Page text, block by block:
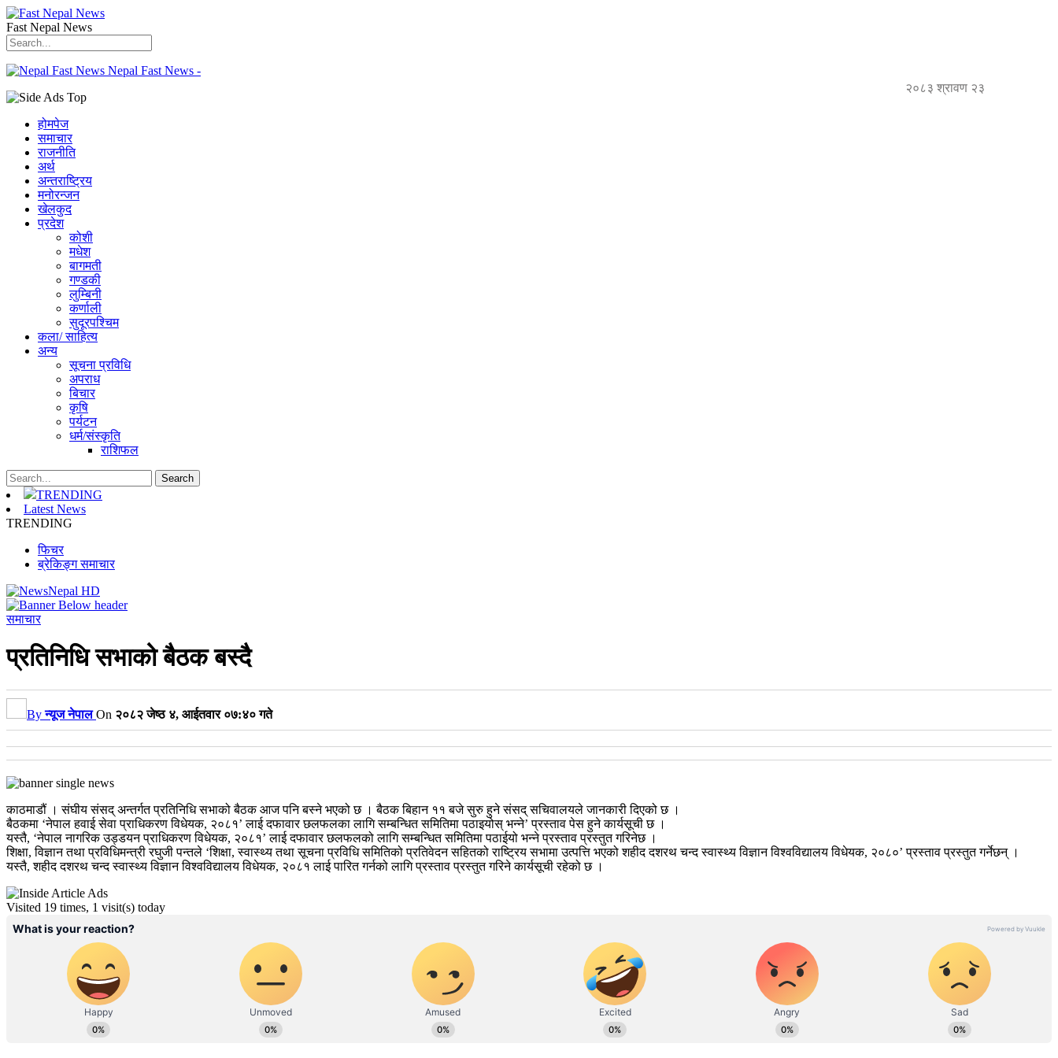
Fast Nepal News
Nepal Fast News -
२०८३ श्रावण २३
होमपेज
समाचार
राजनीति
अर्थ
अन्तराष्ट्रिय
मनोरन्जन
खेलकुद
प्रदेश
कोशी
मधेश
बागमती
गण्डकी
लुम्बिनी
कर्णाली
सुदूरपश्चिम
कला/ साहित्य
अन्य
सूचना प्रविधि
अपराध
बिचार
कृषि
पर्यटन
धर्म/संस्कृति
राशिफल
TRENDING
Latest News
TRENDING
फिचर
ब्रेकिङ्ग समाचार
समाचार
प्रतिनिधि सभाको बैठक बस्दै
Byन्यूज नेपाल On २०८२ जेष्ठ ४, आईतवार ०७:४० गते
काठमाडौं । संघीय संसद् अन्तर्गत प्रतिनिधि सभाको बैठक आज पनि बस्ने भएको छ । बैठक बिहान ११ बजे सुरु हुने संसद् सचिवालयले जानकारी दिएको छ ।
बैठकमा ‘नेपाल हवाई सेवा प्राधिकरण विधेयक, २०८१’ लाई दफावार छलफलका लागि सम्बन्धित समितिमा पठाइयोस् भन्ने’ प्रस्ताव पेस हुने कार्यसूची छ ।
यस्तै, ‘नेपाल नागरिक उड्डयन प्राधिकरण विधेयक, २०८१’ लाई दफावार छलफलको लागि सम्बन्धित समितिमा पठाईयो भन्ने प्रस्ताव प्रस्तुत गरिनेछ ।
शिक्षा, विज्ञान तथा प्रविधिमन्त्री रघुजी पन्तले ‘शिक्षा, स्वास्थ्य तथा सूचना प्रविधि समितिको प्रतिवेदन सहितको राष्ट्रिय सभामा उत्पत्ति भएको शहीद दशरथ चन्द स्वास्थ्य विज्ञान विश्वविद्यालय विधेयक, २०८०’ प्रस्ताव प्रस्तुत गर्नेछन् ।
यस्तै, शहीद दशरथ चन्द स्वास्थ्य विज्ञान विश्वविद्यालय विधेयक, २०८१ लाई पारित गर्नको लागि प्रस्ताव प्रस्तुत गरिने कार्यसूची रहेको छ ।
Visited 19 times, 1 visit(s) today